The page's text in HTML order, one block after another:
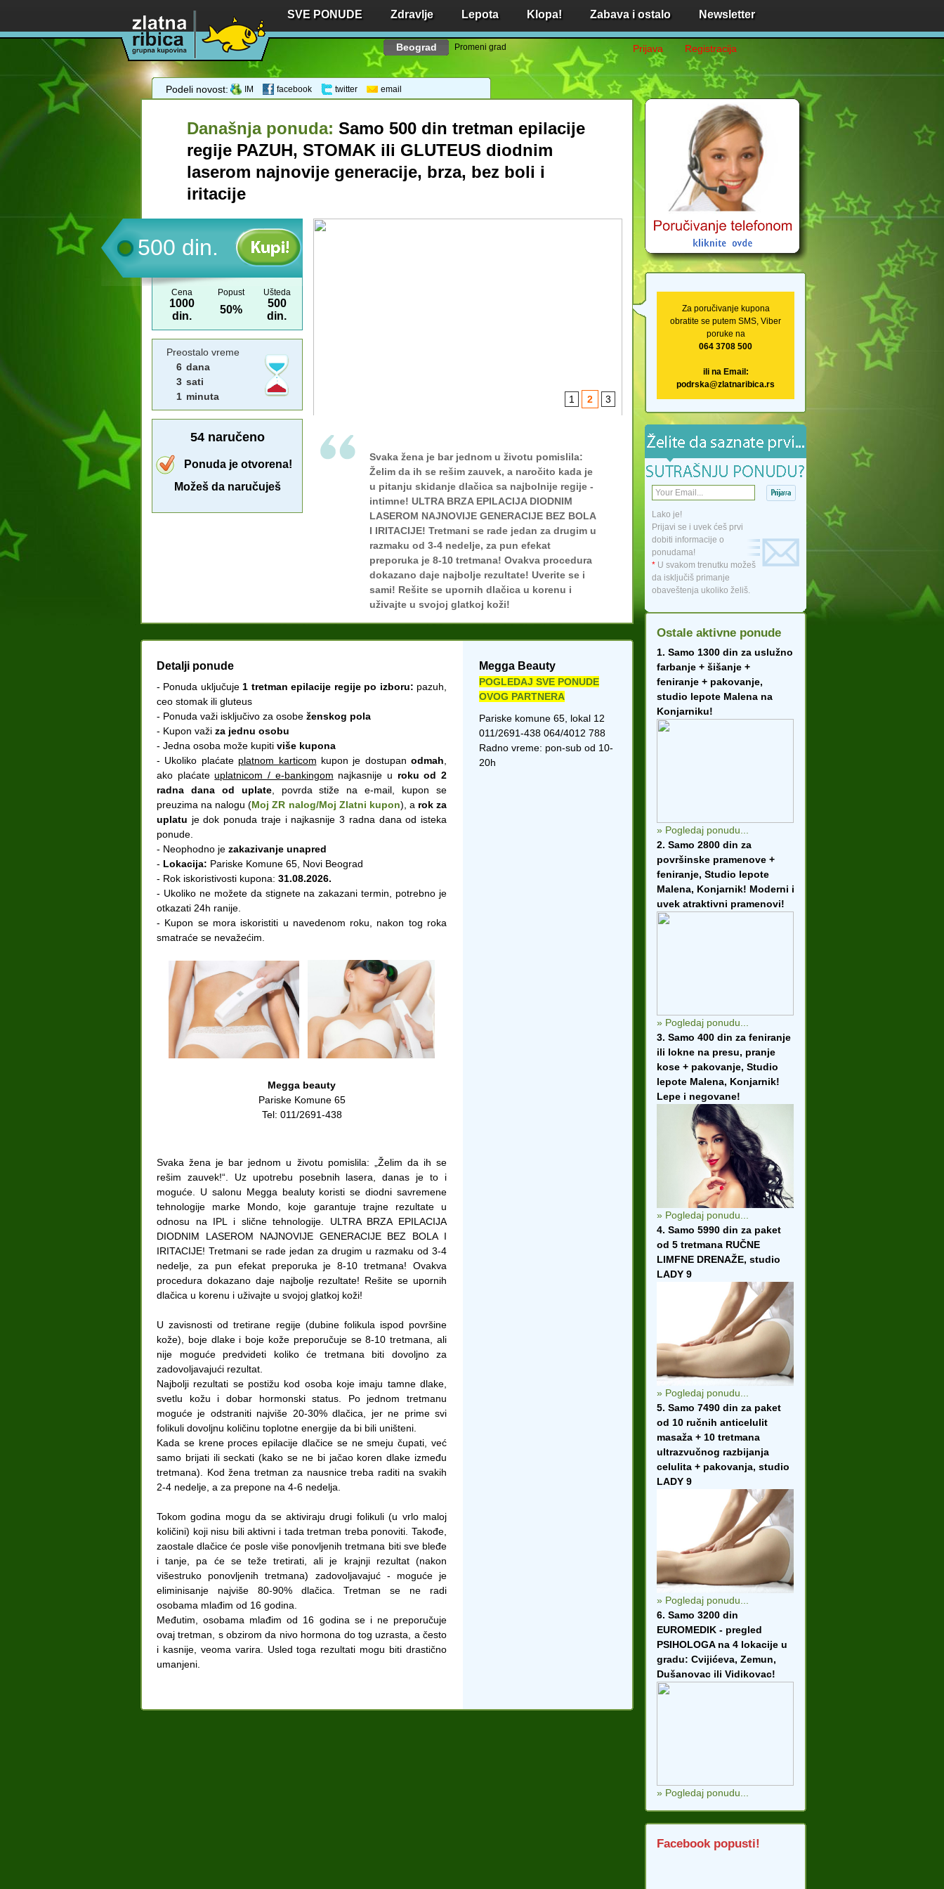
Beograd Promeni grad
SVE PONUDE Zdravlje Lepota Klopa! Zabava i ostalo Newsletter
Prijava Registracija
Podeli novost: IM facebook twitter email
Današnja ponuda: Samo 500 din tretman epilacije
regije PAZUH, STOMAK ili GLUTEUS diodnim
laserom najnovije generacije, brza, bez boli i
iritacije
500 din.
Cena Popust Ušteda
1000
din.
50%
500
din.
Preostalo vreme
6 dana
3 sati
1 minuta
54naručeno
Ponuda je otvorena!
Možeš da naručuješ
1 2 3
Svaka žena je bar jednom u životu pomislila:
Želim da ih se rešim zauvek, a naročito kada je
u pitanju skidanje dlačica sa najbolnije regije -
intimne! ULTRA BRZA EPILACIJA DIODNIM
LASEROM NAJNOVIJE GENERACIJE BEZ BOLA
I IRITACIJE! Tretmani se rade jedan za drugim u
razmaku od 3-4 nedelje, za pun efekat
preporuka je 8-10 tretmana! Ovakva procedura
dokazano daje najbolje rezultate! Uverite se i
sami! Rešite se upornih dlačica u korenu i
uživajte u svojoj glatkoj koži!
Detalji ponude
- Ponuda uključuje 1 tretman epilacije regije po izboru: pazuh,
ceo stomak ili gluteus
- Ponuda važi isključivo za osobe ženskog pola
- Kupon važi za jednu osobu
- Jedna osoba može kupiti više kupona
- Ukoliko plaćate platnom karticom kupon je dostupan odmah
ako plaćateuplatnicom / e-bankingom najkasnije u roku od 2
radna dana od uplate, povrda stiže na e-mail, kupon se
preuzima na nalogu (Moj ZR nalog/Moj Zlatni kupon), a rok za
uplatu je dok ponuda traje i najkasnije 3 radna dana od isteka
ponude.
- Neophodno je zakazivanje unapred
- Lokacija: Pariske Komune 65, Novi Beograd
- Rok iskoristivosti kupona: 31.08.2026.
- Ukoliko ne možete da stignete na zakazani termin, potrebno je
otkazati 24h ranije.
- Kupon se mora iskoristiti u navedenom roku, nakon tog roka
smatraće se nevažećim.
Megga beauty
Pariske Komune 65
Tel: 011/2691-438
Svaka žena je bar jednom u životu pomislila: „Želim da ih se
rešim zauvek!“. Uz upotrebu posebnih lasera, danas je to i
moguće. U salonu Megga bealuty koristi se diodni savremene
tehnologije marke Mondo, koje garantuje trajne rezultate u
odnosu na IPL i slične tehnologije. ULTRA BRZA EPILACIJA
DIODNIM LASEROM NAJNOVIJE GENERACIJE BEZ BOLA I
IRITACIJE! Tretmani se rade jedan za drugim u razmaku od 3-4
nedelje, za pun efekat preporuka je 8-10 tretmana! Ovakva
procedura dokazano daje najbolje rezultate! Rešite se upornih
dlačica u korenu i uživajte u svojoj glatkoj koži!
U zavisnosti od tretirane regije (dubine folikula ispod površine
kože), boje dlake i boje kože preporučuje se 8-10 tretmana, ali
nije moguće predvideti koliko će tretmana biti dovoljno za
zadovoljavajući rezultat.
Najbolji rezultati se postižu kod osoba koje imaju tamne dlake,
svetlu kožu i dobar hormonski status. Po jednom tretmanu
moguće je odstraniti najviše 20-30% dlačica, jer ne prime svi
folikuli dovoljnu količinu toplotne energije da bi bili uništeni.
Kada se krene proces epilacije dlačice se ne smeju čupati, već
samo brijati ili seckati (kako se ne bi jačao koren dlake između
tretmana). Kod žena tretman za nausnice treba raditi na svakih
2-4 nedelje, a za prepone na 4-6 nedelja.
Tokom godina mogu da se aktiviraju drugi folikuli (u vrlo maloj
količini) koji nisu bili aktivni i tada tretman treba ponoviti. Takođe,
zaostale dlačice će posle više ponovljenih tretmana biti sve bleđe
i tanje, pa će se teže tretirati, ali je krajnji rezultat (nakon
višestruko ponovljenih tretmana) zadovoljavajuć - moguće je
eliminisanje najviše 80-90% dlačica. Tretman se ne radi
osobama mlađim od 16 godina.
Međutim, osobama mlađim od 16 godina se i ne preporučuje
ovaj tretman, s obzirom da nivo hormona do tog uzrasta, a često
i kasnije, veoma varira. Usled toga rezultati mogu biti drastično
umanjeni.
Megga Beauty
POGLEDAJ SVE PONUDE
OVOG PARTNERA
Pariske komune 65, lokal 12
011/2691-438 064/4012 788
Radno vreme: pon-sub od 10-
20h
Za poručivanje kupona
obratite se putem SMS, Viber
poruke na
064 3708 500
ili na Email:
podrska@zlatnaribica.rs
Lako je!
Prijavi se i uvek ćeš prvi
dobiti informacije o
ponudama!
* U svakom trenutku možeš
da isključiš primanje
obaveštenja ukoliko želiš.
Ostale aktivne ponude
1. Samo 1300 din za uslužno
farbanje + šišanje +
feniranje + pakovanje,
studio lepote Malena na
Konjarniku!
» Pogledaj ponudu...
2. Samo 2800 din za
površinske pramenove +
feniranje, Studio lepote
Malena, Konjarnik! Moderni i
uvek atraktivni pramenovi!
» Pogledaj ponudu...
3. Samo 400 din za feniranje
ili lokne na presu, pranje
kose + pakovanje, Studio
lepote Malena, Konjarnik!
Lepe i negovane!
» Pogledaj ponudu...
4. Samo 5990 din za paket
od 5 tretmana RUČNE
LIMFNE DRENAŽE, studio
LADY 9
» Pogledaj ponudu...
5. Samo 7490 din za paket
od 10 ručnih anticelulit
masaža + 10 tretmana
ultrazvučnog razbijanja
celulita + pakovanja, studio
LADY 9
» Pogledaj ponudu...
6. Samo 3200 din
EUROMEDIK - pregled
PSIHOLOGA na 4 lokacije u
gradu: Cvijićeva, Zemun,
Dušanovac ili Vidikovac!
» Pogledaj ponudu...
Facebook popusti!